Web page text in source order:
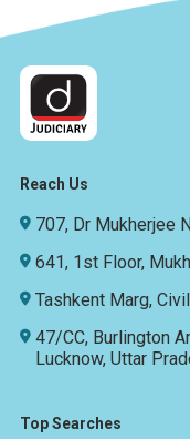
Reach Us
707, Dr Mukherjee
641, 1st Floor,
Tashkent Marg,
47/CC, Burlington
Lucknow, Uttar
Top Searches